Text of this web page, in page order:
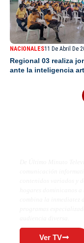
NACIONALES11 De Abril De
Regional 03 realiza
ante la inteligencia
Ver TV